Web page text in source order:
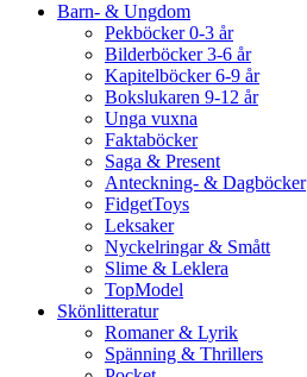
Barn- & Ungdom
Pekböcker 0-3 år
Bilderböcker 3-6 år
Kapitelböcker 6-9 år
Bokslukaren 9-12 år
Unga vuxna
Faktaböcker
Saga & Present
Anteckning- & Dagböcker
FidgetToys
Leksaker
Nyckelringar & Smått
Slime & Leklera
TopModel
Skönlitteratur
Romaner & Lyrik
Spänning & Thrillers